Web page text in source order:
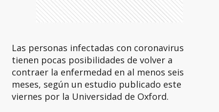
Las personas infectadas con coronavirus
tienen pocas posibilidades de volver a
contraer la enfermedad en al menos seis
meses, según un estudio publicado este
viernes por la Universidad de Oxford.